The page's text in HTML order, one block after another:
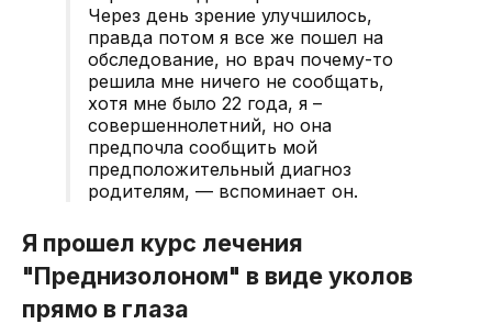
Через день зрение улучшилось,
правда потом я все же пошел на
обследование, но врач почему-то
решила мне ничего не сообщать,
хотя мне было 22 года, я –
совершеннолетний, но она
предпочла сообщить мой
предположительный диагноз
родителям, — вспоминает он.
Я прошел курс лечения
"Преднизолоном" в виде уколов
прямо в глаза